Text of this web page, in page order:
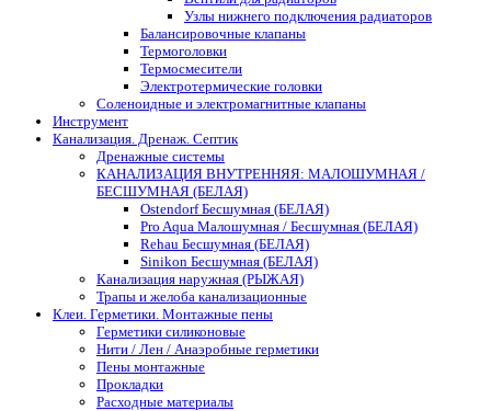
Узлы нижнего подключения радиаторов
Балансировочные клапаны
Термоголовки
Термосмесители
Электротермические головки
Соленоидные и электромагнитные клапаны
Инструмент
Канализация. Дренаж. Септик
Дренажные системы
КАНАЛИЗАЦИЯ ВНУТРЕННЯЯ: МАЛОШУМНАЯ /
БЕСШУМНАЯ (БЕЛАЯ)
Ostendorf Бесшумная (БЕЛАЯ)
Pro Aqua Малошумная / Бесшумная (БЕЛАЯ)
Rehau Бесшумная (БЕЛАЯ)
Sinikon Бесшумная (БЕЛАЯ)
Канализация наружная (РЫЖАЯ)
Трапы и желоба канализационные
Клеи. Герметики. Монтажные пены
Герметики силиконовые
Нити / Лен / Анаэробные герметики
Пены монтажные
Прокладки
Расходные материалы